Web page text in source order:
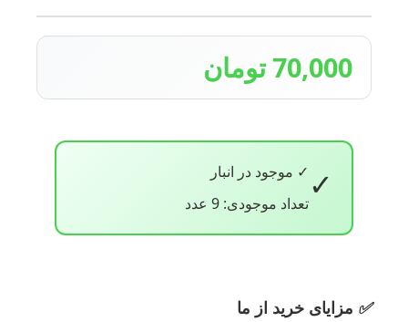
70,000 تومان
✓ ✓ موجود در انبار
تعداد موجودی: 9 عدد
✅ مزایای خرید از ما